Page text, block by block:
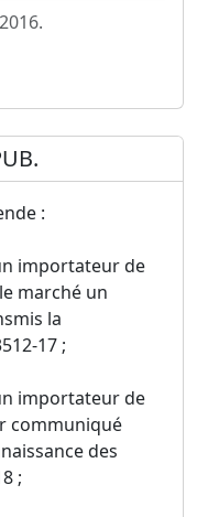
:
importateur de
marché un
la
17 ;
importateur de
communiqué
des
;